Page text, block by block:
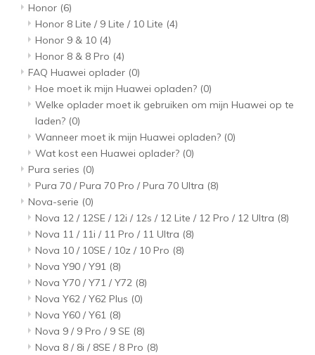
Honor (6)
Honor 8 Lite / 9 Lite / 10 Lite (4)
Honor 9 & 10 (4)
Honor 8 & 8 Pro (4)
FAQ Huawei oplader (0)
Hoe moet ik mijn Huawei opladen? (0)
Welke oplader moet ik gebruiken om mijn Huawei op te
laden? (0)
Wanneer moet ik mijn Huawei opladen? (0)
Wat kost een Huawei oplader? (0)
Pura series (0)
Pura 70 / Pura 70 Pro / Pura 70 Ultra (8)
Nova-serie (0)
Nova 12 / 12SE / 12i / 12s / 12 Lite / 12 Pro / 12 Ultra (8)
Nova 11 / 11i / 11 Pro / 11 Ultra (8)
Nova 10 / 10SE / 10z / 10 Pro (8)
Nova Y90 / Y91 (8)
Nova Y70 / Y71 / Y72 (8)
Nova Y62 / Y62 Plus (0)
Nova Y60 / Y61 (8)
Nova 9 / 9 Pro / 9 SE (8)
Nova 8 / 8i / 8SE / 8 Pro (8)